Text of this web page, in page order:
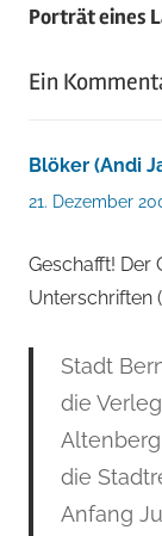
Porträt eines
Ein
Blöker (Andi
21. Dezember
Geschafft! Der
Unterschriften
Stadt
die
die
Anfang